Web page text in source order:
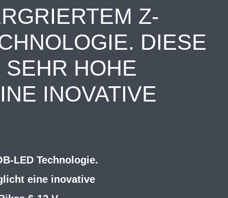
Z-
DIESE
HOHE
INOVATIVE
LED Technologie.
eine inovative